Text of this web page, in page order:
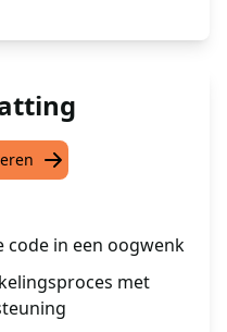
code in een oogwenk
met